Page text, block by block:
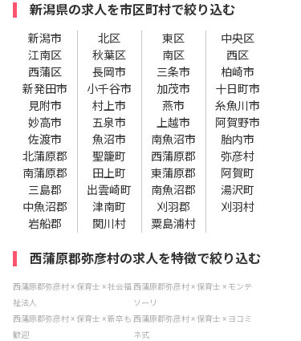
新潟県の求人を市区町村で絞り込む
新潟市 北区 東区
中央区
江南区
秋葉区 南区
西区
西蒲区
長岡市 三条市
柏崎市
新発田市
小千谷市 加茂市
十日町市
見附市
村上市 燕市
糸魚川市
妙高市
五泉市 上越市
阿賀野市
佐渡市
魚沼市 南魚沼市
胎内市
北蒲原郡
聖籠町 西蒲原郡
弥彦村
南蒲原郡
田上町 東蒲原郡
阿賀町
三島郡
出雲崎町 南魚沼郡
湯沢町
中魚沼郡
津南町 刈羽郡
刈羽村
岩船郡
関川村 粟島浦村
西蒲原郡弥彦村の求人を特徴で絞り込む
西蒲原郡弥彦村 × 保育士 × 社会福
祉法人
西蒲原郡弥彦村 × 保育士 × モンテ
ソーリ
西蒲原郡弥彦村 × 保育士 × 新卒も
歓迎
西蒲原郡弥彦村 × 保育士 × ヨコミ
ネ式